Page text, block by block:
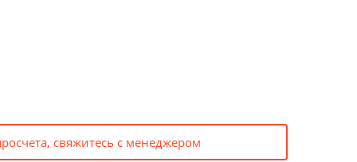
свяжитесь с менеджером